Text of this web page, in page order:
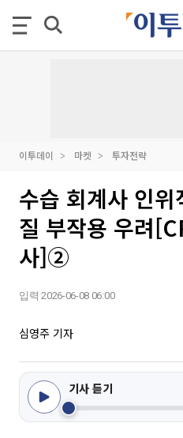
이투데이 마켓 투자전략
수습 회계사 인
질 부작용 우려
사]②
입력 2026-06-08 06:00
심영주 기자
기사 듣기